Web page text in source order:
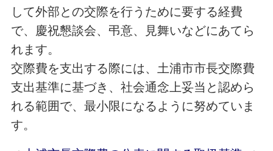
して外部との交際を行うために要する経費
で、慶祝懇談会、弔意、見舞いなどにあてら
れます。
交際費を支出する際には、土浦市市長交際費
支出基準に基づき、社会通念上妥当と認めら
れる範囲で、最小限になるように努めていま
す。